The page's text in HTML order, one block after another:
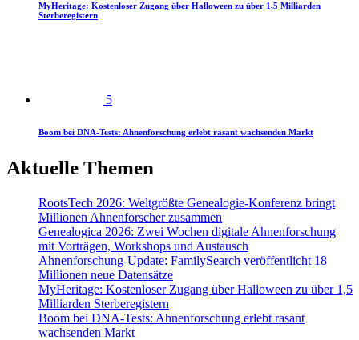
MyHeritage: Kostenloser Zugang über Halloween zu über 1,5 Milliarden
Sterberegistern
5
Boom bei DNA-Tests: Ahnenforschung erlebt rasant wachsenden Markt
Aktuelle Themen
RootsTech 2026: Weltgrößte Genealogie-Konferenz bringt
Millionen Ahnenforscher zusammen
Genealogica 2026: Zwei Wochen digitale Ahnenforschung
mit Vorträgen, Workshops und Austausch
Ahnenforschung-Update: FamilySearch veröffentlicht 18
Millionen neue Datensätze
MyHeritage: Kostenloser Zugang über Halloween zu über 1,5
Milliarden Sterberegistern
Boom bei DNA-Tests: Ahnenforschung erlebt rasant
wachsenden Markt